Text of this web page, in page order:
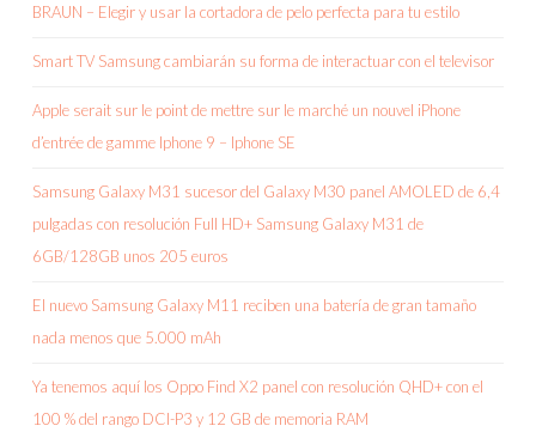
BRAUN – Elegir y usar la cortadora de pelo perfecta para tu estilo
Smart TV Samsung cambiarán su forma de interactuar con el televisor
Apple serait sur le point de mettre sur le marché un nouvel iPhone
d’entrée de gamme Iphone 9 – Iphone SE
Samsung Galaxy M31 sucesor del Galaxy M30 panel AMOLED de 6,4
pulgadas con resolución Full HD+ Samsung Galaxy M31 de
6GB/128GB unos 205 euros
El nuevo Samsung Galaxy M11 reciben una batería de gran tamaño
nada menos que 5.000 mAh
Ya tenemos aquí los Oppo Find X2 panel con resolución QHD+ con el
100 % del rango DCI-P3 y 12 GB de memoria RAM